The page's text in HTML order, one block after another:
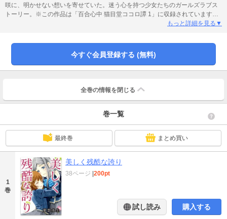
咲に、明かせない想いを寄せていた。迷う心を持つ少女たちのガールズラブス
トーリー。※この作品は「百合心中 猫目堂ココロ譚 1」に収録されています。
もっと詳細を見る▼
今すぐ会員登録する (無料)
全巻の情報を 閉じる
巻一覧
最終巻 まとめ買い
1
巻
美しく残酷な誇り
38ページ |200pt
試し読み 購入する